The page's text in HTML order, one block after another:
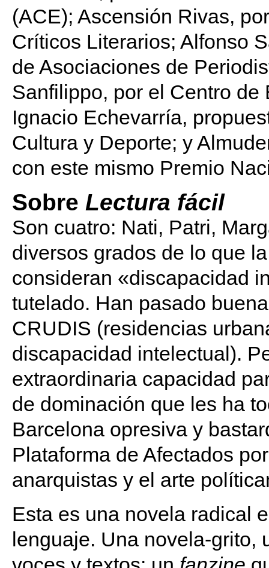
(ACE); Ascensión Rivas,
Críticos Literarios; Alfonso
de Asociaciones de
Sanfilippo, por el Centro
Ignacio Echevarría,
Cultura y Deporte; y
con este mismo Premio
Sobre Lectura fácil
Son cuatro: Nati, Patri,
diversos grados de lo que
consideran «discapacidad
tutelado. Han pasado
CRUDIS (residencias
discapacidad intelectual).
extraordinaria capacidad
de dominación que les ha
Barcelona opresiva y
Plataforma de Afectados
anarquistas y el arte
Esta es una novela radical
lenguaje. Una novela-grito,